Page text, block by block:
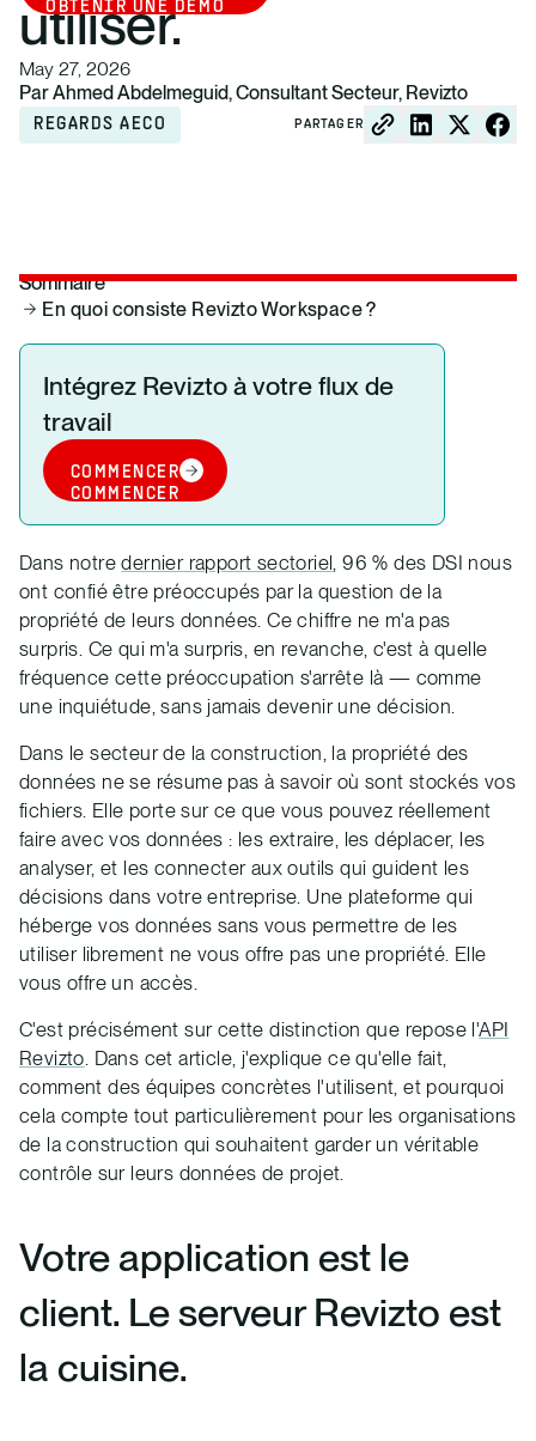
OBTENIR UNE DÉMO
utiliser.
May 27, 2026
Par Ahmed Abdelmeguid, Consultant Secteur, Revizto
REGARDS AECO PARTAGER
Sommaire
En quoi consiste Revizto Workspace ?
Intégrez Revizto à votre flux de
travail
COMMENCER
COMMENCER
Dans notredernier rapport sectoriel, 96 % des DSI nous
ont confié être préoccupés par la question de la
propriété de leurs données. Ce chiffre ne m'a pas
surpris. Ce qui m'a surpris, en revanche, c'est à quelle
fréquence cette préoccupation s'arrête là — comme
une inquiétude, sans jamais devenir une décision.
Dans le secteur de la construction, la propriété des
données ne se résume pas à savoir où sont stockés vos
fichiers. Elle porte sur ce que vous pouvez réellement
faire avec vos données : les extraire, les déplacer, les
analyser, et les connecter aux outils qui guident les
décisions dans votre entreprise. Une plateforme qui
héberge vos données sans vous permettre de les
utiliser librement ne vous offre pas une propriété. Elle
vous offre un accès.
C'est précisément sur cette distinction que repose l'API
Revizto. Dans cet article, j'explique ce qu'elle fait,
comment des équipes concrètes l'utilisent, et pourquoi
cela compte tout particulièrement pour les organisations
de la construction qui souhaitent garder un véritable
contrôle sur leurs données de projet.
Votre application est le
client. Le serveur Revizto est
la cuisine.